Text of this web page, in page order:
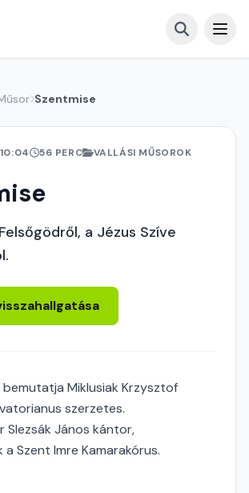
Szentmise
56 PERC VALLÁSI MŰSOROK
a Jézus Szíve
Miklusiak Krzysztof
szerzetes.
Slezsák János kántor,
a Szent Imre Kamarakórus.